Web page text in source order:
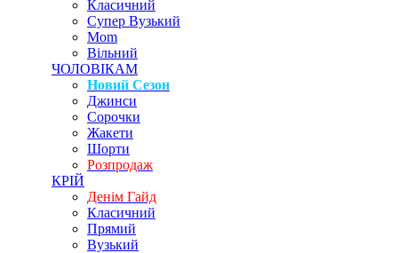
Класичний
Супер Вузький
Mom
Вільний
ЧОЛОВІКАМ
Новий Сезон
Джинси
Сорочки
Жакети
Шорти
Розпродаж
КРІЙ
Денім Гайд
Класичний
Прямий
Вузький